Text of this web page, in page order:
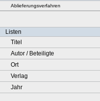
Ablieferungsverfahren
Listen
Titel
Autor / Beteiligte
Ort
Verlag
Jahr